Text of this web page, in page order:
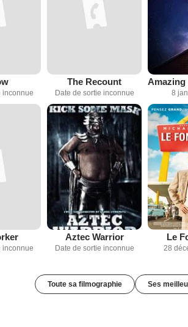
inconnue
The Recount
Date de sortie inconnue 8
inconnue
Aztec Warrior
Date de sortie inconnue
Le
28
Toute sa filmographie Ses